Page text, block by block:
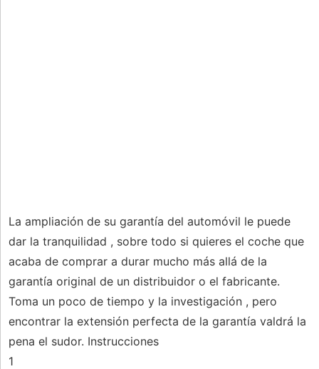
La ampliación de su garantía del automóvil le puede
dar la tranquilidad , sobre todo si quieres el coche que
acaba de comprar a durar mucho más allá de la
garantía original de un distribuidor o el fabricante.
Toma un poco de tiempo y la investigación , pero
encontrar la extensión perfecta de la garantía valdrá la
pena el sudor. Instrucciones
1